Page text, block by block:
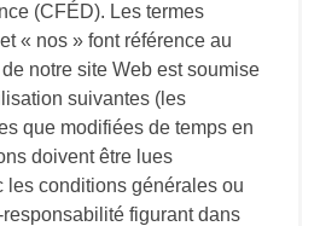
(CFÉD). Les termes
« nos » font référence au
notre site Web est soumise
suivantes (les
que modifiées de temps en
doivent être lues
les conditions générales ou
figurant dans